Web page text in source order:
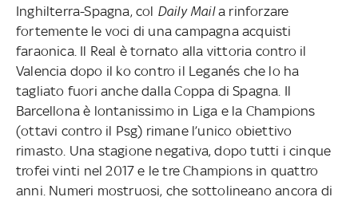
Inghilterra-Spagna, col Daily Maila rinforzare
fortemente le voci di una campagna acquisti
faraonica. Il Real è tornato alla vittoria contro il
Valencia dopo il ko contro il Leganés che lo ha
tagliato fuori anche dalla Coppa di Spagna. Il
Barcellona è lontanissimo in Liga e la Champions
(ottavi contro il Psg) rimane l’unico obiettivo
rimasto. Una stagione negativa, dopo tutti i cinque
trofei vinti nel 2017 e le tre Champions in quattro
anni. Numeri mostruosi, che sottolineano ancora di